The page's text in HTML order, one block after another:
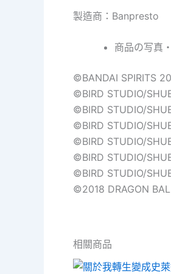
製造商：Banpresto
商品の写真
©BANDAI SPIRITS
©BIRD STUDIO/
©BIRD STUDIO/
©BIRD STUDIO/
©BIRD STUDIO/
©BIRD STUDIO/
©BIRD STUDIO/
©2018 DRAGON
相關商品